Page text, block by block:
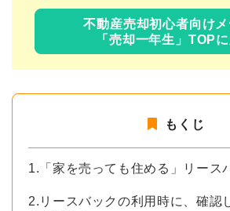
不動産売却初心者向け
「売却一年生」TOP
もくじ
1.「家を売っても住める」リース
2.リースバックの利用時に、確認